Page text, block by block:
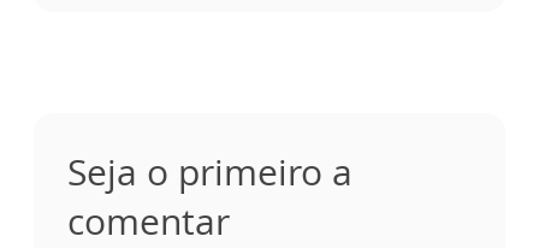
Seja o primeiro a
comentar